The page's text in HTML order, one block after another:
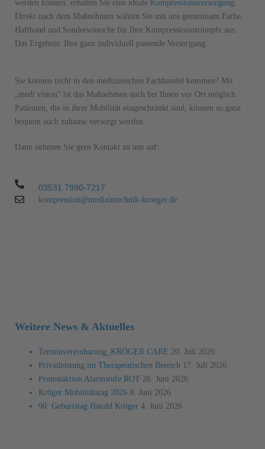
werden können, erhalten Sie eine ideale Kompressions­versorgung.
Direkt nach dem Maßnehmen wählen Sie mit uns gemeinsam Farbe,
Haftband und Sonder­wünsche für Ihre Kompressions­strümpfe aus.
Das Ergebnis: Ihre ganz individuell passende Versorgung.
Sie können nicht in den medizinischen Fach­handel kommen? Mit
„medi vision“ ist das Maßnehmen auch bei Ihnen vor Ort möglich.
Patienten, die in ihrer Mobilität eingeschränkt sind, können so ganz
bequem auch zuhause versorgt werden.
Dann nehmen Sie gern Kontakt zu uns auf:
03531 7990-7217
kompression@medizintechnik-kroeger.de
Weitere News & Aktuelles
Terminvereinbarung_KRÖGER CARE 20. Juli 2026
Privatleistung im Therapeutischen Bereich 17. Juli 2026
Protestaktion Alarmstufe ROT 26. Juni 2026
Kröger Mobilitätstag 2026 8. Juni 2026
90. Geburtstag Harald Kröger 4. Juni 2026